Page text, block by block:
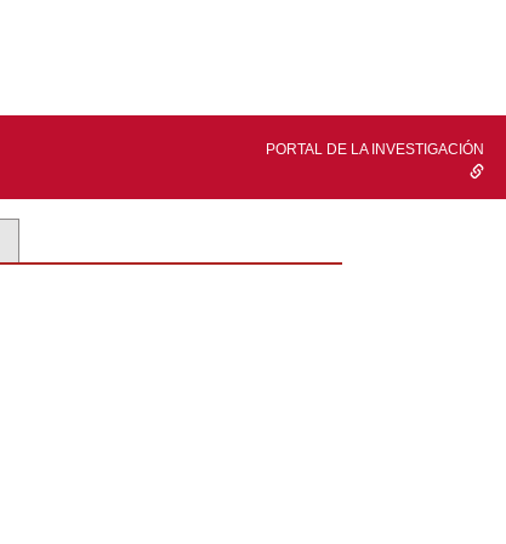
PORTAL DE LA INVESTIGACIÓN